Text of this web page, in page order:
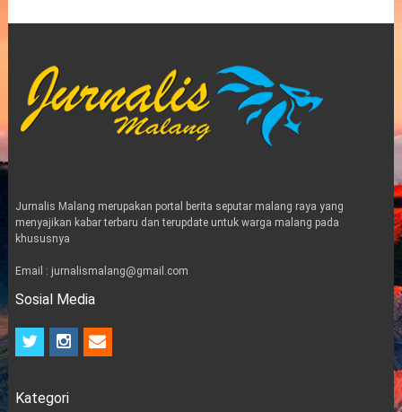
Jurnalis Malang merupakan portal berita seputar malang raya yang
menyajikan kabar terbaru dan terupdate untuk warga malang pada
khususnya
Email : jurnalismalang@gmail.com
Sosial Media
t
t
i
n
e
m
Kategori